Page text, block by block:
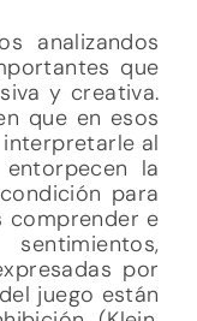
analizandos
que
y creativa.
que en esos
al
la
para
comprender e
por
juego están